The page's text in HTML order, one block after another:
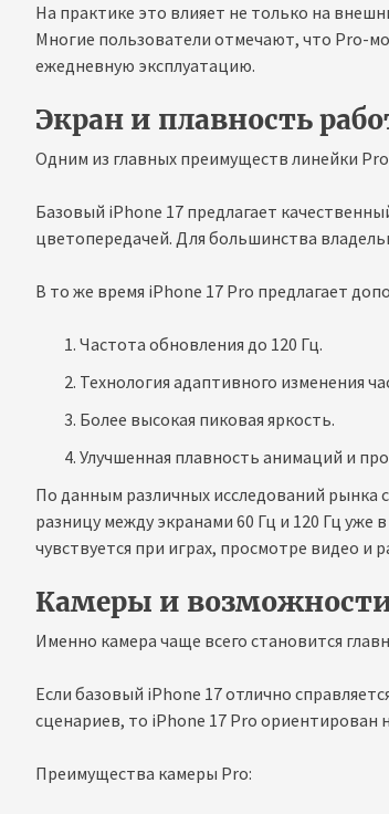
На практике это влияет не только на
Многие пользователи отмечают, что Pro-
ежедневную эксплуатацию.
Экран и плавность
Одним из главных преимуществ линейки
Базовый iPhone 17 предлагает
цветопередачей. Для большинства
В то же время iPhone 17 Pro предлагает
Частота обновления до 120 Гц.
Технология адаптивного изменения
Более высокая пиковая яркость.
Улучшенная плавность анимаций и
По данным различных исследований рынка
разницу между экранами 60 Гц и 120 Гц
чувствуется при играх, просмотре видео и
Камеры и
Именно камера чаще всего становится
Если базовый iPhone 17 отлично
сценариев, то iPhone 17 Pro ориентирован
Преимущества камеры Pro: